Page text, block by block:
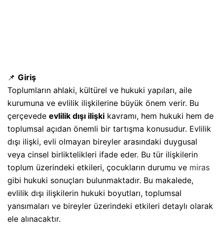
📌 Giriş
Toplumların ahlaki, kültürel ve hukuki yapıları, aile
kurumuna ve evlilik ilişkilerine büyük önem verir. Bu
çerçevede evlilik dışı ilişki kavramı, hem hukuki hem de
toplumsal açıdan önemli bir tartışma konusudur. Evlilik
dışı ilişki, evli olmayan bireyler arasındaki duygusal
veya cinsel birliktelikleri ifade eder. Bu tür ilişkilerin
toplum üzerindeki etkileri, çocukların durumu ve miras
gibi hukuki sonuçları bulunmaktadır. Bu makalede,
evlilik dışı ilişkilerin hukuki boyutları, toplumsal
yansımaları ve bireyler üzerindeki etkileri detaylı olarak
ele alınacaktır.